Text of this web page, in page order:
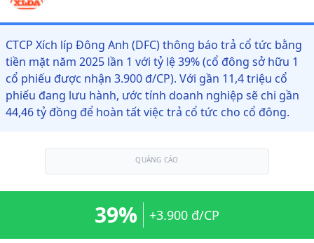
CTCP Xích líp Đông Anh (DFC) thông báo trả cổ tức bằng
tiền mặt năm 2025 lần 1 với tỷ lệ 39% (cổ đông sở hữu 1
cổ phiếu được nhận 3.900 đ/CP). Với gần 11,4 triệu cổ
phiếu đang lưu hành, ước tính doanh nghiệp sẽ chi gần
44,46 tỷ đồng để hoàn tất việc trả cổ tức cho cổ đông.
QUẢNG CÁO
39% +3.900 đ/CP